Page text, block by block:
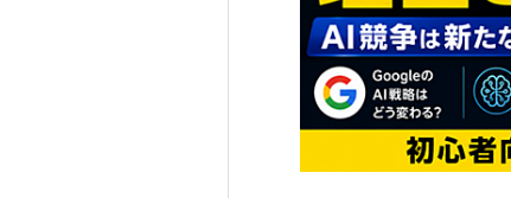
動画共有サービス
Google ニュース